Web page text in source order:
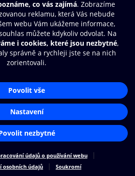
Aplikace O2 Knihovna
Čti a poslouchej své e-knihy a
audioknihy rychleji a pohodlněji.